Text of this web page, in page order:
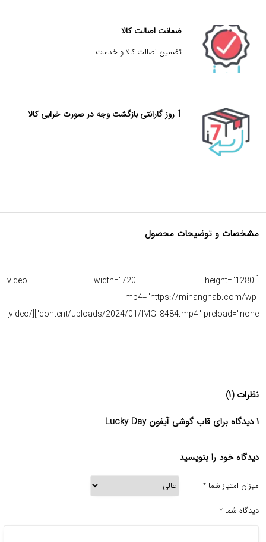
ضمانت اصالت کالا
تضمین اصالت کالا و خدمات
1 روز گارانتی بازگشت وجه در صورت خرابی کالا
مشخصات و توضیحات محصول
[video width="720" height="1280"
mp4="https://mihanghab.com/wp-
content/uploads/2024/01/IMG_8484.mp4" preload="none"][/video]
نظرات (۱)
۱ دیدگاه برای قاب گوشی آیفون Lucky Day
دیدگاه خود را بنویسید
میزان امتیاز شما *
دیدگاه شما *